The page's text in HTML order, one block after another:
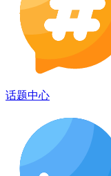
话题中心